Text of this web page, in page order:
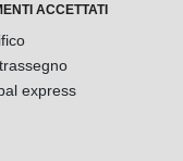
ACCETTATI
express